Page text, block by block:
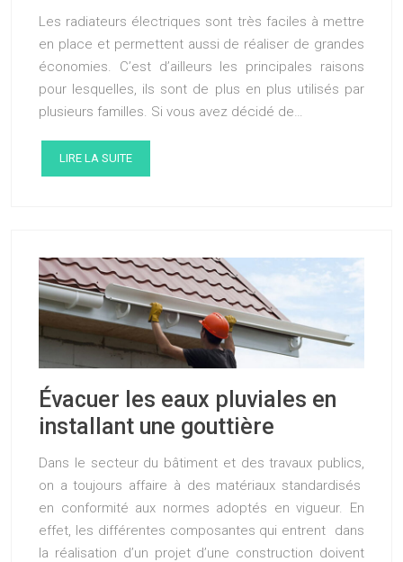
Les radiateurs électriques sont très faciles à mettre
en place et permettent aussi de réaliser de grandes
économies. C’est d’ailleurs les principales raisons
pour lesquelles, ils sont de plus en plus utilisés par
plusieurs familles. Si vous avez décidé de…
LIRE LA SUITE
Évacuer les eaux pluviales en
installant une gouttière
Dans le secteur du bâtiment et des travaux publics,
on a toujours affaire à des matériaux standardisés
en conformité aux normes adoptés en vigueur. En
effet, les différentes composantes qui entrent dans
la réalisation d’un projet d’une construction doivent